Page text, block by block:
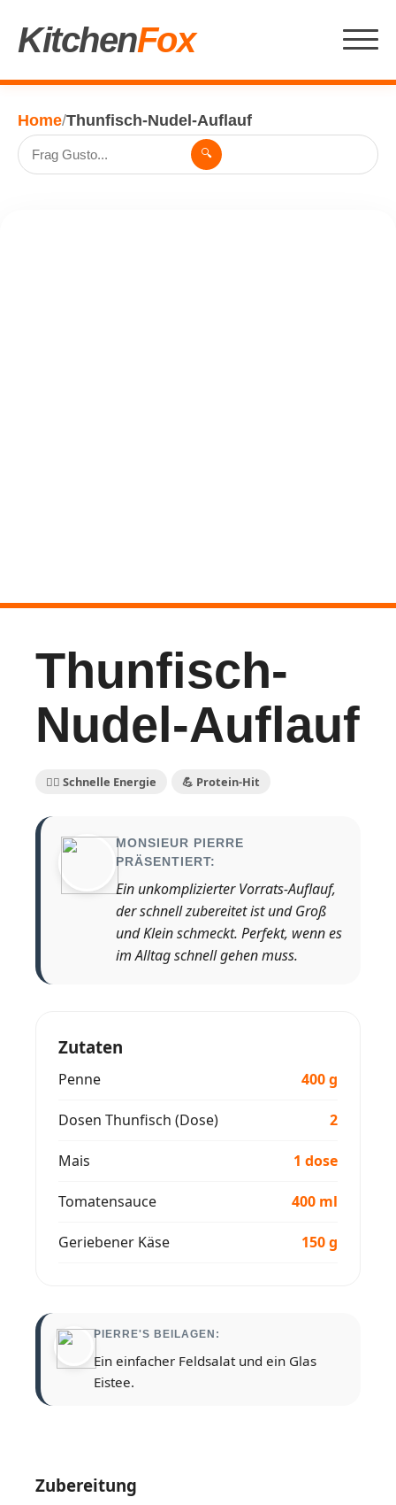
KitchenFox
Home/Thunfisch-Nudel-Auflauf
🔍
Thunfisch-
Nudel-Auflauf
🏃‍♀️ Schnelle Energie 💪 Protein-Hit
MONSIEUR PIERRE
PRÄSENTIERT:
Ein unkomplizierter Vorrats-Auflauf,
der schnell zubereitet ist und Groß
und Klein schmeckt. Perfekt, wenn es
im Alltag schnell gehen muss.
Zutaten
Penne 400 g
Dosen Thunfisch (Dose) 2
Mais 1 dose
Tomatensauce 400 ml
Geriebener Käse 150 g
PIERRE'S BEILAGEN:
Ein einfacher Feldsalat und ein Glas
Eistee.
Zubereitung